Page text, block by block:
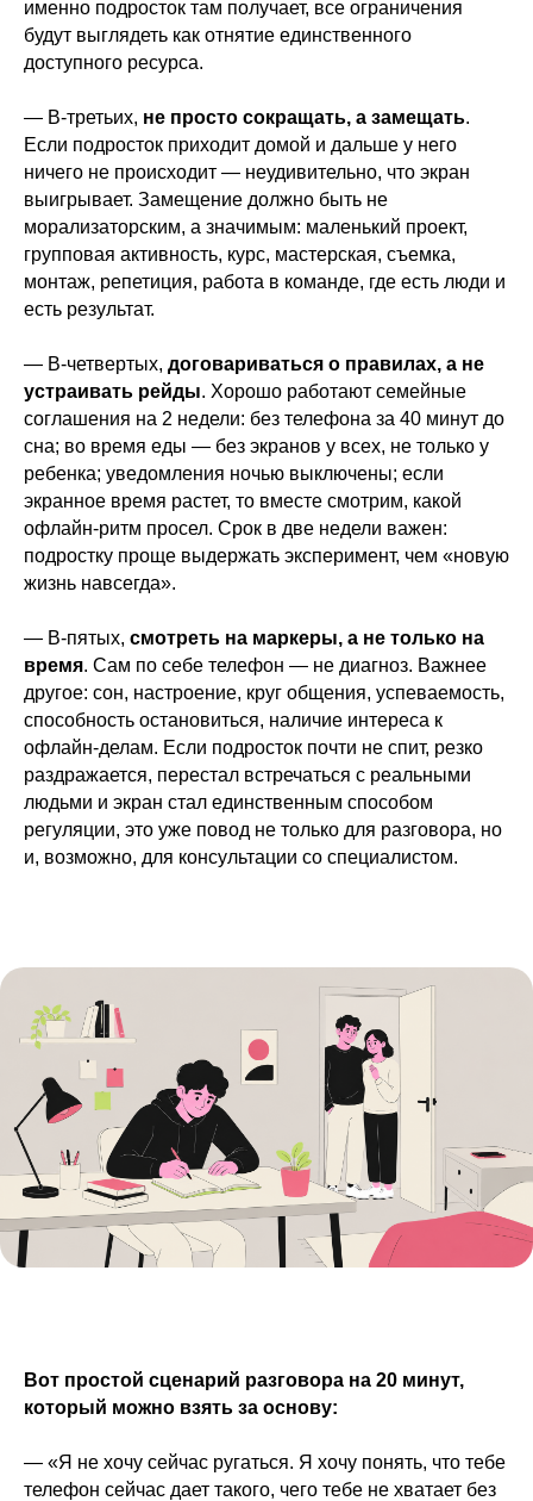
именно подросток там получает, все ограничения
будут выглядеть как отнятие единственного
доступного ресурса.
— В-третьих, не просто сокращать, а замещать.
Если подросток приходит домой и дальше у него
ничего не происходит — неудивительно, что экран
выигрывает. Замещение должно быть не
морализаторским, а значимым: маленький проект,
групповая активность, курс, мастерская, съемка,
монтаж, репетиция, работа в команде, где есть люди и
есть результат.
— В-четвертых, договариваться о правилах, а не
устраивать рейды. Хорошо работают семейные
соглашения на 2 недели: без телефона за 40 минут до
сна; во время еды — без экранов у всех, не только у
ребенка; уведомления ночью выключены; если
экранное время растет, то вместе смотрим, какой
офлайн-ритм просел. Срок в две недели важен:
подростку проще выдержать эксперимент, чем «новую
жизнь навсегда».
— В-пятых, смотреть на маркеры, а не только на
время. Сам по себе телефон — не диагноз. Важнее
другое: сон, настроение, круг общения, успеваемость,
способность остановиться, наличие интереса к
офлайн-делам. Если подросток почти не спит, резко
раздражается, перестал встречаться с реальными
людьми и экран стал единственным способом
регуляции, это уже повод не только для разговора, но
и, возможно, для консультации со специалистом.
Вот простой сценарий разговора на 20 минут,
который можно взять за основу:
— «Я не хочу сейчас ругаться. Я хочу понять, что тебе
телефон сейчас дает такого, чего тебе не хватает без